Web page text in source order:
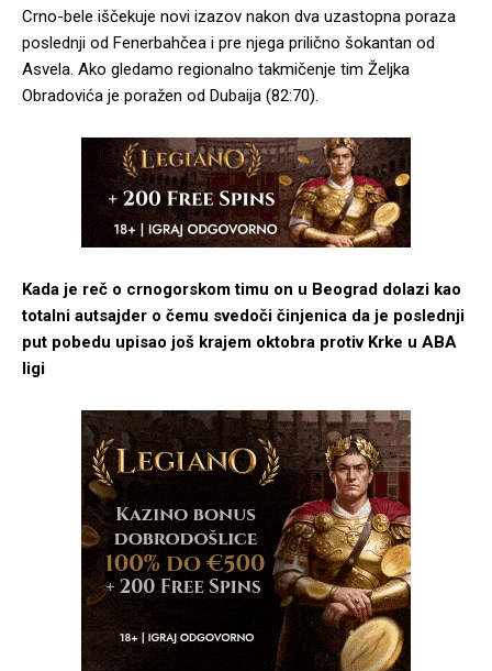
Crno-bele iščekuje novi izazov nakon dva uzastopna poraza
poslednji od Fenerbahčea i pre njega prilično šokantan od
Asvela. Ako gledamo regionalno takmičenje tim Željka
Obradovića je poražen od Dubaija (82:70).
Kada je reč o crnogorskom timu on u Beograd dolazi kao
totalni autsajder o čemu svedoči činjenica da je poslednji
put pobedu upisao još krajem oktobra protiv Krke u ABA
ligi